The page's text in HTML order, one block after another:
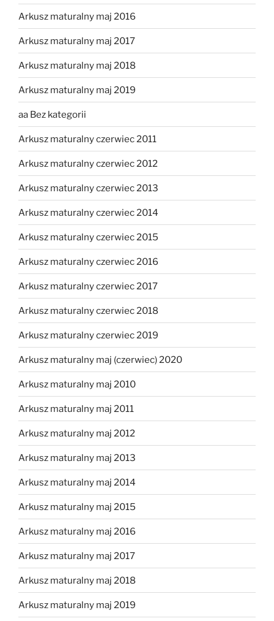
Arkusz maturalny maj 2016
Arkusz maturalny maj 2017
Arkusz maturalny maj 2018
Arkusz maturalny maj 2019
aa Bez kategorii
Arkusz maturalny czerwiec 2011
Arkusz maturalny czerwiec 2012
Arkusz maturalny czerwiec 2013
Arkusz maturalny czerwiec 2014
Arkusz maturalny czerwiec 2015
Arkusz maturalny czerwiec 2016
Arkusz maturalny czerwiec 2017
Arkusz maturalny czerwiec 2018
Arkusz maturalny czerwiec 2019
Arkusz maturalny maj (czerwiec) 2020
Arkusz maturalny maj 2010
Arkusz maturalny maj 2011
Arkusz maturalny maj 2012
Arkusz maturalny maj 2013
Arkusz maturalny maj 2014
Arkusz maturalny maj 2015
Arkusz maturalny maj 2016
Arkusz maturalny maj 2017
Arkusz maturalny maj 2018
Arkusz maturalny maj 2019